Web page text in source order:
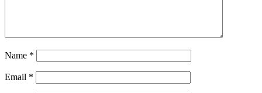
Name *
Email *